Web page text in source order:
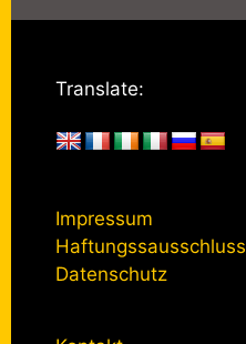
Translate:
Impressum
Haftungssausschluss
Datenschutz